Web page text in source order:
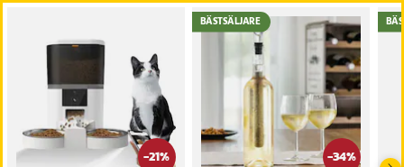
-21% -34%
BÄSTSÄLJARE